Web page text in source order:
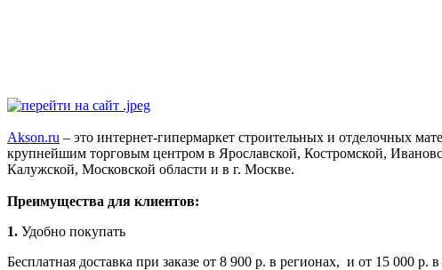
Akson.ru – это интернет-гипермаркет строительных и отделочных
крупнейшим торговым центром в Ярославской, Костромской,
Калужской, Московской области и в г. Москве.
Преимущества для клиентов:
1. Удобно покупать
Бесплатная доставка при заказе от 8 900 р. в регионах, и от 15 000 р.